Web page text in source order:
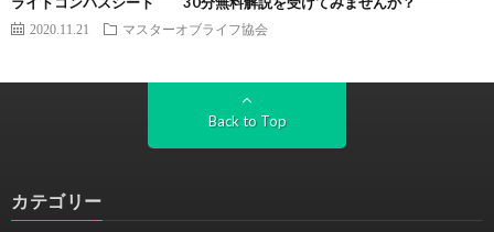
2020.11.21 マスターオブライフ協会
Back to Top
カテゴリー